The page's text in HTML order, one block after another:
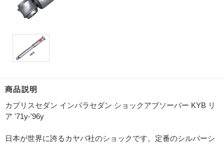
商品説明
カプリスセダン インパラセダン ショックアブソーバー KYB リ
ア '71y-'96y
日本が世界に誇るカヤバ社のショックです。定番のシルバーシ